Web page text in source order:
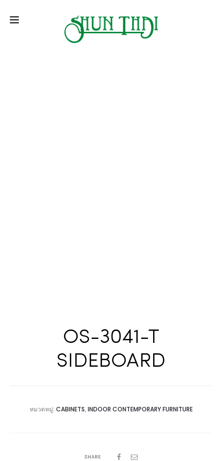
OS-3041-T
SIDEBOARD
หมวดหมู่: CABINETS, INDOOR CONTEMPORARY FURNITURE
SHARE